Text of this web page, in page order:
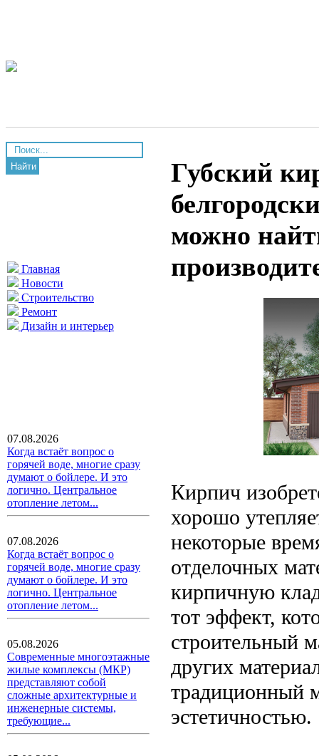
Найти
Главная
Новости
Строительство
Ремонт
Дизайн и интерьер
07.08.2026
Когда встаёт вопрос о
горячей воде, многие сразу
думают о бойлере. И это
логично. Центральное
отопление летом...
07.08.2026
Когда встаёт вопрос о
горячей воде, многие сразу
думают о бойлере. И это
логично. Центральное
отопление летом...
05.08.2026
Современные многоэтажные
жилые комплексы (МКР)
представляют собой
сложные архитектурные и
инженерные системы,
требующие...
Губский
можно
Кирпич
хорошо
некоторые
отделочных
кирпичную
тот эффект,
строительный
других
традиционный
эстетичностью.